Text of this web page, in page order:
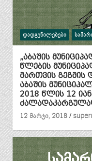
ᲓᲐᲓᲒᲔᲜᲘᲚᲔᲑᲔᲑᲘ
„აბაშის
წლების
მართვის გეგმის
აბაშის
2018 წლის 12
12 მარტი, 2018